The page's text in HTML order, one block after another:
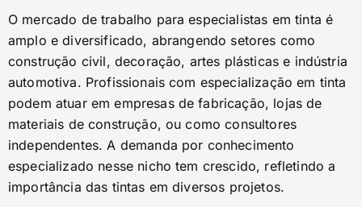
O mercado de trabalho para especialistas em tinta é
amplo e diversificado, abrangendo setores como
construção civil, decoração, artes plásticas e indústria
automotiva. Profissionais com especialização em tinta
podem atuar em empresas de fabricação, lojas de
materiais de construção, ou como consultores
independentes. A demanda por conhecimento
especializado nesse nicho tem crescido, refletindo a
importância das tintas em diversos projetos.